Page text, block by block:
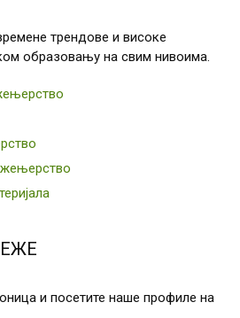
трендове и високе
образовању на свим нивоима.
и посетите наше профиле на